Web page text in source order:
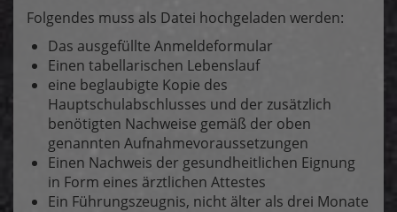
Folgendes muss als Datei hochgeladen werden:
Das ausgefüllte Anmeldeformular
Einen tabellarischen Lebenslauf
eine beglaubigte Kopie des
Hauptschulabschlusses und der zusätzlich
benötigten Nachweise gemäß der oben
genannten Aufnahmevoraussetzungen
Einen Nachweis der gesundheitlichen Eignung
in Form eines ärztlichen Attestes
Ein Führungszeugnis, nicht älter als drei Monate